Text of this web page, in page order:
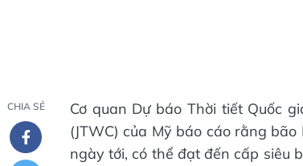
CHIA SẺ
Cơ quan Dự báo Thời tiết Quốc
(JTWC) của Mỹ báo cáo rằng
ngày tới, có thể đạt đến cấp siêu